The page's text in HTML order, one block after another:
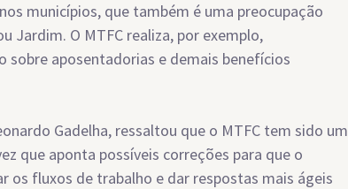
municípios, que também é uma preocupação
Jardim. O MTFC realiza, por exemplo,
aposentadorias e demais benefícios
Gadelha, ressaltou que o MTFC tem sido um
que aponta possíveis correções para que o
os fluxos de trabalho e dar respostas mais ágeis